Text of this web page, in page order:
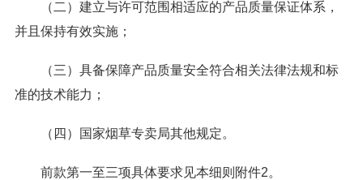
（二）建立与许可范围相适应的产品质量保证体系，
并且保持有效实施；
（三）具备保障产品质量安全符合相关法律法规和标
准的技术能力；
（四）国家烟草专卖局其他规定。
前款第一至三项具体要求见本细则附件2。